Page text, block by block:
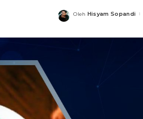
Posted
Oleh Hisyam Sopandi